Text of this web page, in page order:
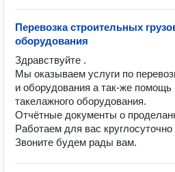
Перевозка строительных
оборудования
Здравствуйте .
Мы оказываем услуги по
и оборудования а так-же помощь
такелажного оборудования.
Отчётные документы о
Работаем для вас
Звоните будем рады вам.